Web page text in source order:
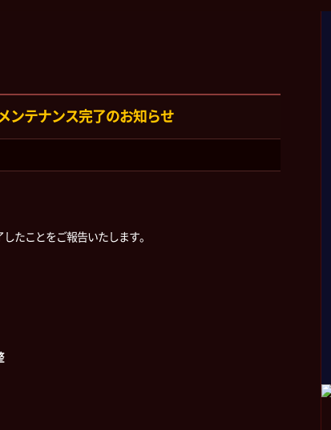
ンテナンス完了のお知らせ
たことをご報告いたします。